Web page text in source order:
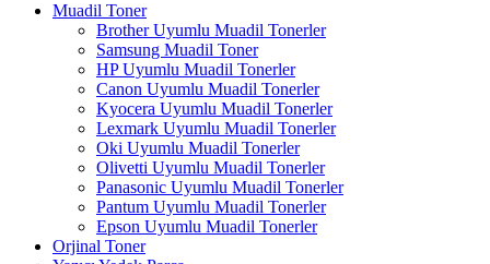
Muadil Toner
Brother Uyumlu Muadil Tonerler
Samsung Muadil Toner
HP Uyumlu Muadil Tonerler
Canon Uyumlu Muadil Tonerler
Kyocera Uyumlu Muadil Tonerler
Lexmark Uyumlu Muadil Tonerler
Oki Uyumlu Muadil Tonerler
Olivetti Uyumlu Muadil Tonerler
Panasonic Uyumlu Muadil Tonerler
Pantum Uyumlu Muadil Tonerler
Epson Uyumlu Muadil Tonerler
Orjinal Toner